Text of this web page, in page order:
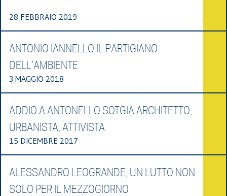
28 FEBBRAIO 2019
ANTONIO IANNELLO IL PARTIGIANO
DELL’AMBIENTE
3 MAGGIO 2018
ADDIO A ANTONELLO SOTGIA ARCHITETTO,
URBANISTA, ATTIVISTA
15 DICEMBRE 2017
ALESSANDRO LEOGRANDE, UN LUTTO NON
SOLO PER IL MEZZOGIORNO